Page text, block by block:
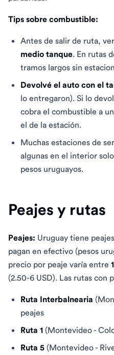
Tips sobre combustible:
Antes de salir de ruta,
medio tanque. En rutas
tramos largos sin
Devolvé el auto con el
lo entregaron). Si lo
cobra el combustible a
el de la estación.
Muchas estaciones de
algunas en el interior
pesos uruguayos.
Peajes y rutas
Peajes: Uruguay tiene
pagan en efectivo (pesos
precio por peaje varía entre
(2.50-6 USD). Las rutas con
Ruta Interbalnearia
peajes
Ruta 1 (Montevideo -
Ruta 5 (Montevideo -